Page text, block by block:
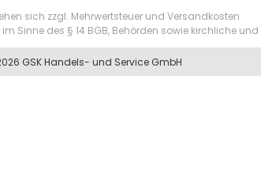
sich zzgl. Mehrwertsteuer und Versandkosten
Sinne des § 14 BGB, Behörden sowie kirchliche
GSK Handels- und Service GmbH